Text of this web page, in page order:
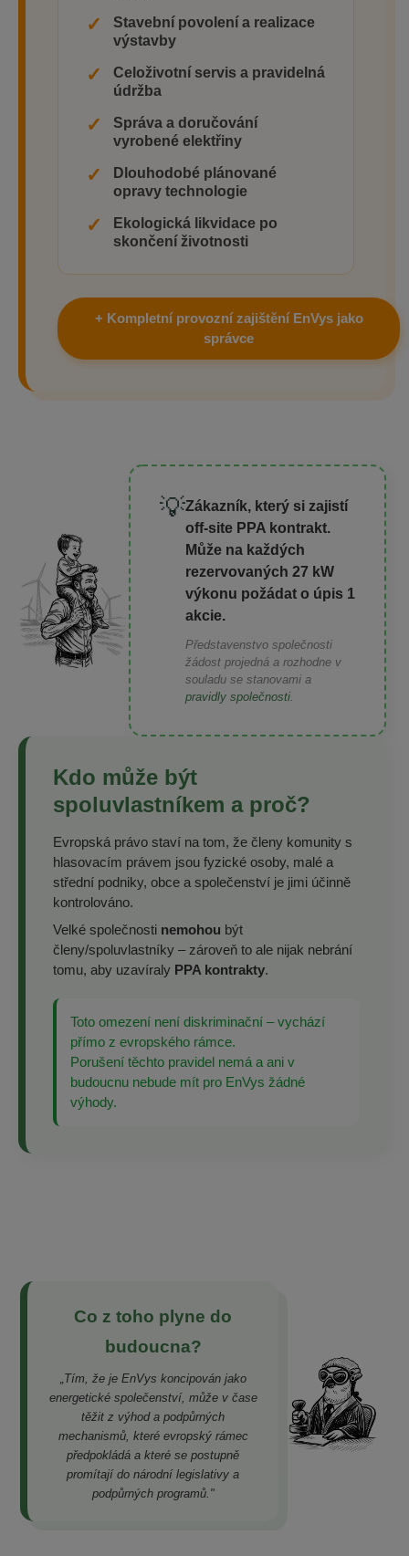
✓
Stavební povolení a realizace
výstavby
✓
Celoživotní servis a pravidelná
údržba
✓
Správa a doručování
vyrobené elektřiny
✓
Dlouhodobé plánované
opravy technologie
✓
Ekologická likvidace po
skončení životnosti
+ Kompletní provozní zajištění EnVys jako
správce
💡Zákazník, který si zajistí
off-site PPA kontrakt.
Může na každých
rezervovaných 27 kW
výkonu požádat o úpis 1
akcie.
Představenstvo společnosti
žádost projedná a rozhodne v
souladu se stanovami a
pravidly společnosti.
Kdo může být
spoluvlastníkem a proč?
Evropská právo staví na tom, že členy komunity s
hlasovacím právem jsou fyzické osoby, malé a
střední podniky, obce a společenství je jimi účinně
kontrolováno.
Velké společnosti nemohou být
členy/spoluvlastníky – zároveň to ale nijak nebrání
tomu, aby uzavíraly PPA kontrakty.
Toto omezení není diskriminační – vychází
přímo z evropského rámce.
Porušení těchto pravidel nemá a ani v
budoucnu nebude mít pro EnVys žádné
výhody.
Co z toho plyne do
budoucna?
„Tím, že je EnVys koncipován jako
energetické společenství, může v čase
těžit z výhod a podpůrných
mechanismů, které evropský rámec
předpokládá a které se postupně
promítají do národní legislativy a
podpůrných programů."